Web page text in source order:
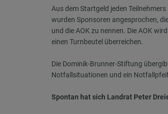
Aus dem Startgeld jeden
wurden Sponsoren angesprochen,
und die AOK zu nennen. Die AOK
einen Turnbeutel überreichen.
Die Dominik-Brunner-Stiftung
Notfallsituationen und ein
Spontan hat sich Landrat Peter